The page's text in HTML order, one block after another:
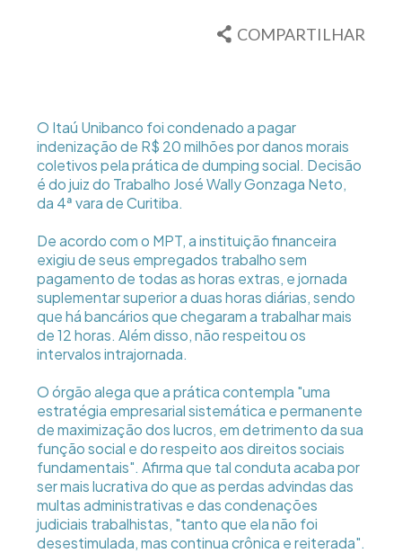
COMPARTILHAR
O Itaú Unibanco foi condenado a pagar
indenização de R$ 20 milhões por danos morais
coletivos pela prática de dumping social. Decisão
é do juiz do Trabalho José Wally Gonzaga Neto,
da 4ª vara de Curitiba.
De acordo com o MPT, a instituição financeira
exigiu de seus empregados trabalho sem
pagamento de todas as horas extras, e jornada
suplementar superior a duas horas diárias, sendo
que há bancários que chegaram a trabalhar mais
de 12 horas. Além disso, não respeitou os
intervalos intrajornada.
O órgão alega que a prática contempla "uma
estratégia empresarial sistemática e permanente
de maximização dos lucros, em detrimento da sua
função social e do respeito aos direitos sociais
fundamentais". Afirma que tal conduta acaba por
ser mais lucrativa do que as perdas advindas das
multas administrativas e das condenações
judiciais trabalhistas, "tanto que ela não foi
desestimulada, mas continua crônica e reiterada".